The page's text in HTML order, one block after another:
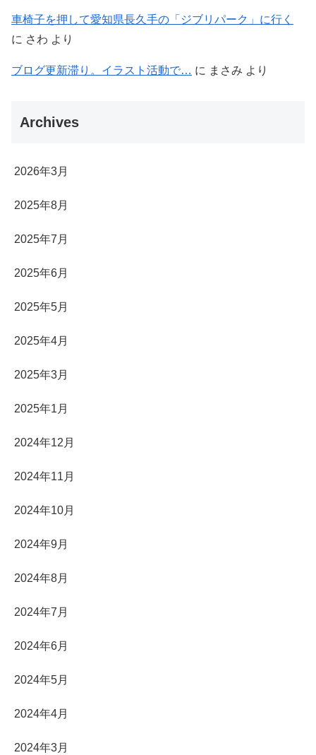
車椅子を押して愛知県長久手の「ジブリパーク」に行く
に さわ より
ブログ更新滞り。イラスト活動で… に まさみ より
Archives
2026年3月
2025年8月
2025年7月
2025年6月
2025年5月
2025年4月
2025年3月
2025年1月
2024年12月
2024年11月
2024年10月
2024年9月
2024年8月
2024年7月
2024年6月
2024年5月
2024年4月
2024年3月